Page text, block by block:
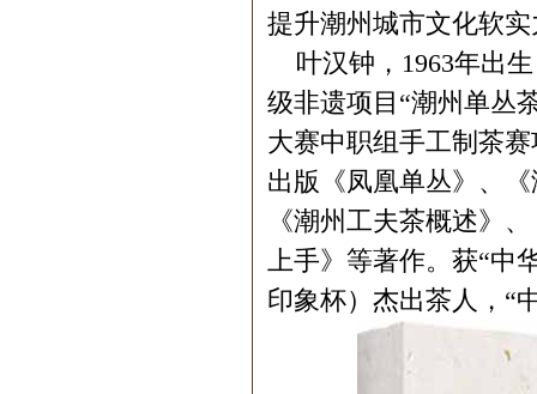
提升潮州城市文化软
叶汉钟，1963年出生
级非遗项目“潮州单丛
大赛中职组手工制茶
出版《凤凰单丛》、
《潮州工夫茶概述》
上手》等著作。获“中
印象杯）杰出茶人，